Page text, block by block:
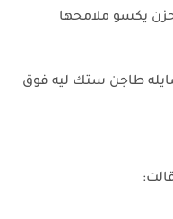
يكسو ملامحها
طاجن ستك ليه فوق